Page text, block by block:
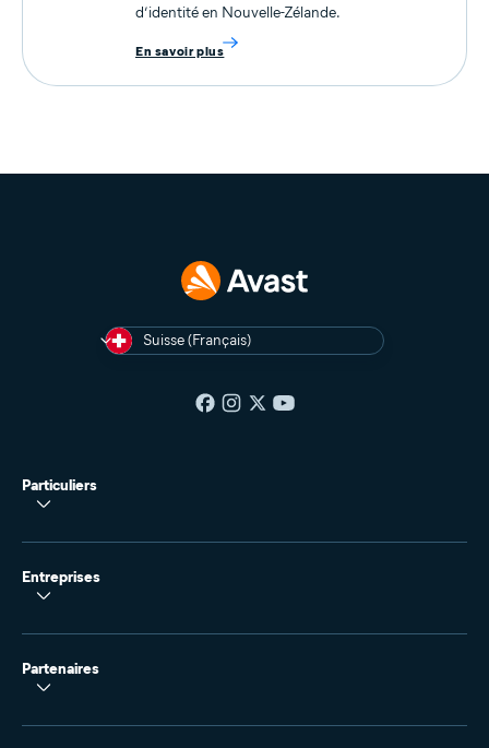
d’identité en Nouvelle-Zélande.
En savoir plus
Suisse (Français)
Particuliers
Entreprises
Partenaires